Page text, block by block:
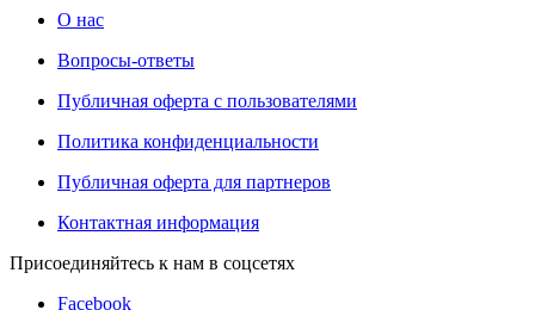
О нас
Вопросы-ответы
Публичная оферта с пользователями
Политика конфиденциальности
Публичная оферта для партнеров
Контактная информация
Присоединяйтесь к нам в соцсетях
Facebook